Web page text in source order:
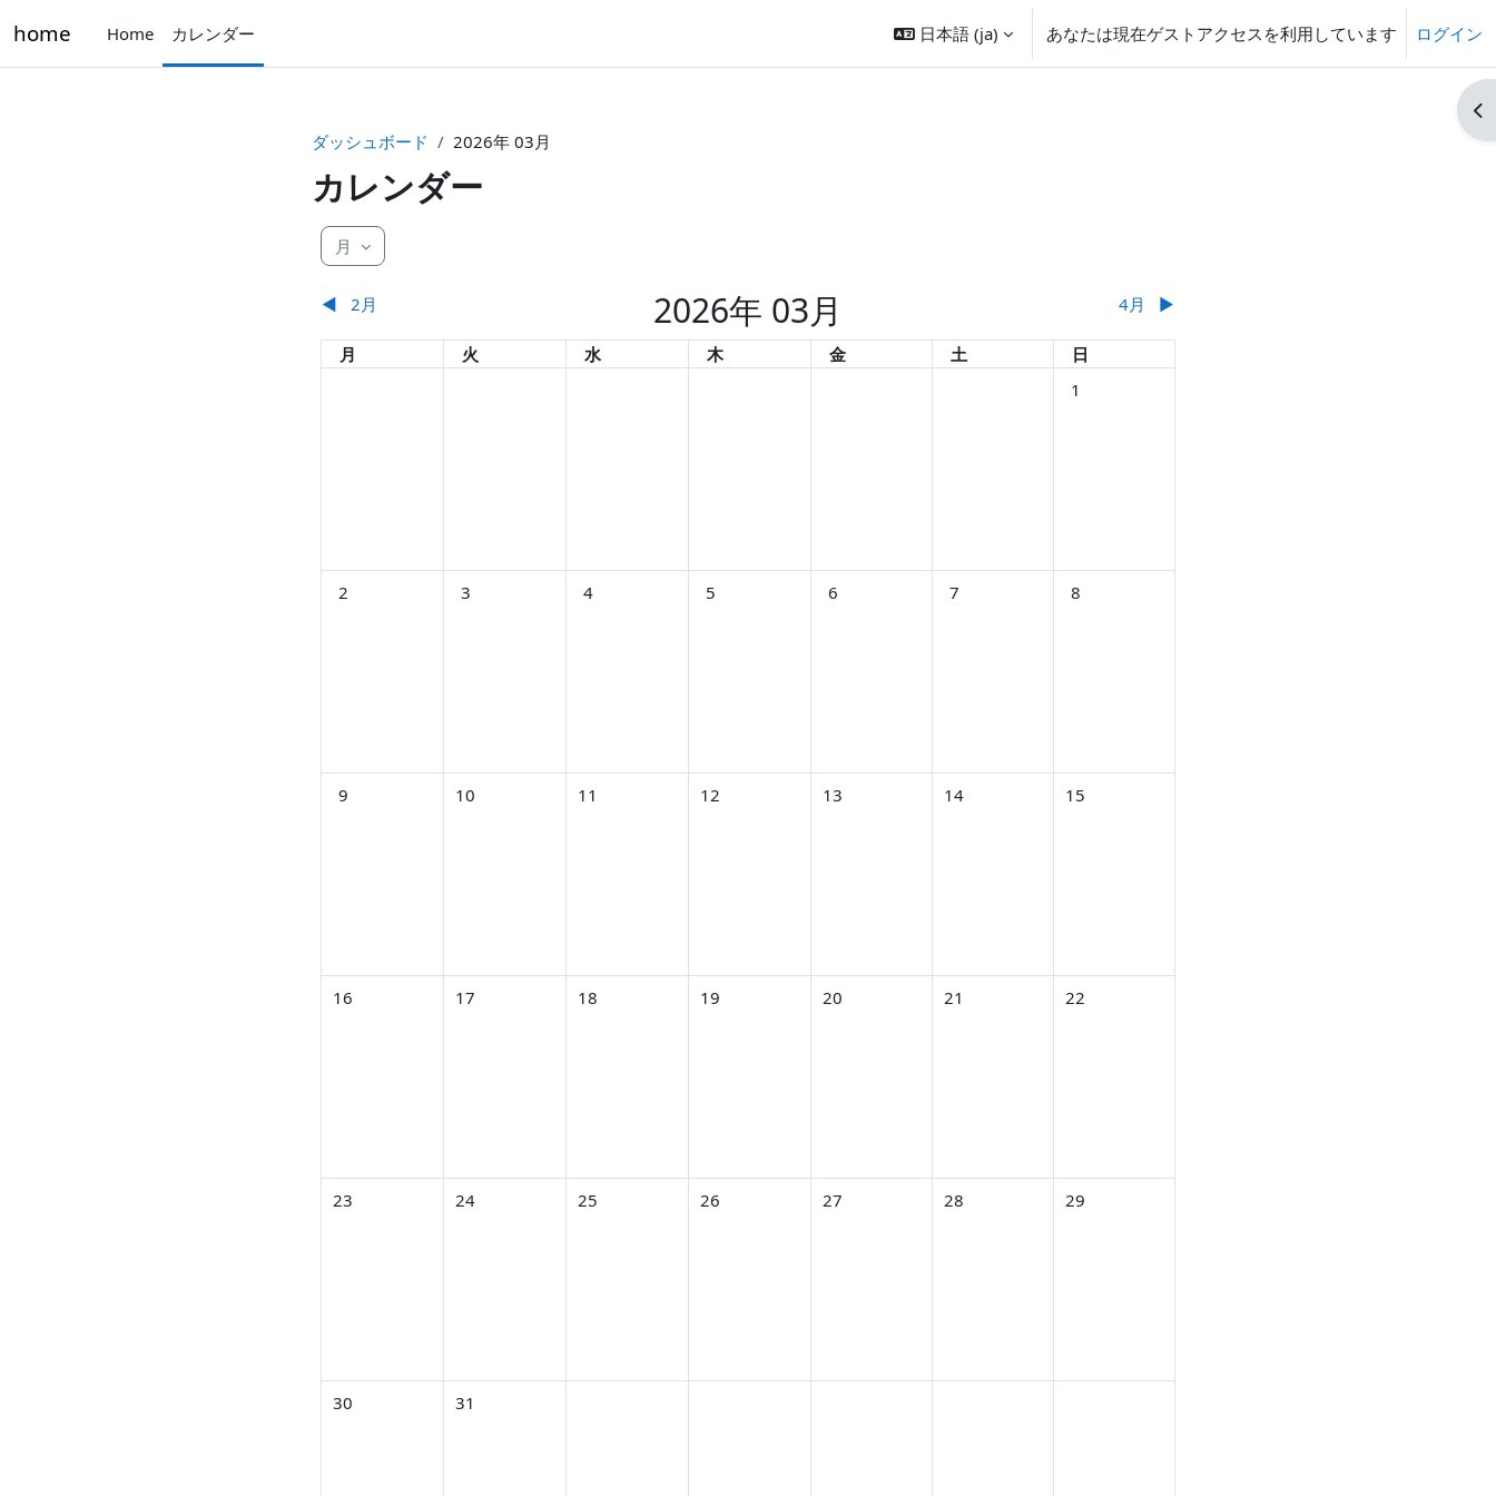
home Home カレンダー 日本語 ‎(ja)‎ あなたは現在ゲストアクセスを利用しています ログイン
ブ
ダッシュボード
2026年 03月
カレンダー
月
◀︎ 2月 2026年 03月 4月 ▶︎
月曜日
月 火曜日
火 水曜日
水 木曜日
木 金曜日
金 土曜日
土 日曜日
日
イベントなし 2026年 03月 1日
1
イベントなし 2026年 03月 2日
2 イベントなし 2026年 03月 3日
3 イベントなし 2026年 03月 4日
4 イベントなし 2026年 03月 5日
5 イベントなし 2026年 03月 6日
6 イベントなし 2026年 03月 7日
7 イベントなし 2026年 03月 8日
8
イベントなし 2026年 03月 9日
9 イベントなし 2026年 03月 10日
10 イベントなし 2026年 03月 11日
11 イベントなし 2026年 03月 12日
12 イベントなし 2026年 03月 13日
13 イベントなし 2026年 03月 14日
14 イベントなし 2026年 03月 15日
15
イベントなし 2026年 03月 16日
16 イベントなし 2026年 03月 17日
17 イベントなし 2026年 03月 18日
18 イベントなし 2026年 03月 19日
19 イベントなし 2026年 03月 20日
20 イベントなし 2026年 03月 21日
21 イベントなし 2026年 03月 22日
22
イベントなし 2026年 03月 23日
23 イベントなし 2026年 03月 24日
24 イベントなし 2026年 03月 25日
25 イベントなし 2026年 03月 26日
26 イベントなし 2026年 03月 27日
27 イベントなし 2026年 03月 28日
28 イベントなし 2026年 03月 29日
29
イベントなし 2026年 03月 30日
30 イベントなし 2026年 03月 31日
31